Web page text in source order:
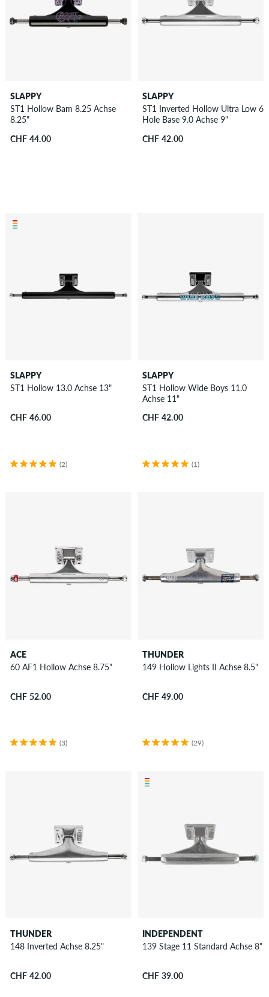
SLAPPY
ST1 Hollow Bam 8.25 Achse
8.25"
CHF 44.00
SLAPPY
ST1 Inverted Hollow Ultra Low 6
Hole Base 9.0 Achse 9"
CHF 42.00
SLAPPY
ST1 Hollow 13.0 Achse 13"
CHF 46.00
(2)
SLAPPY
ST1 Hollow Wide Boys 11.0
Achse 11"
CHF 42.00
(1)
ACE
60 AF1 Hollow Achse 8.75"
CHF 52.00
(3)
THUNDER
149 Hollow Lights II Achse 8.5"
CHF 49.00
(29)
THUNDER
148 Inverted Achse 8.25"
CHF 42.00
INDEPENDENT
139 Stage 11 Standard Achse 8"
CHF 39.00